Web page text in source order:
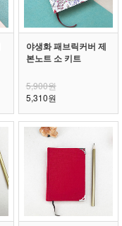
야생화 패브릭커버 제
본노트 소 키트
5,900원
5,310원